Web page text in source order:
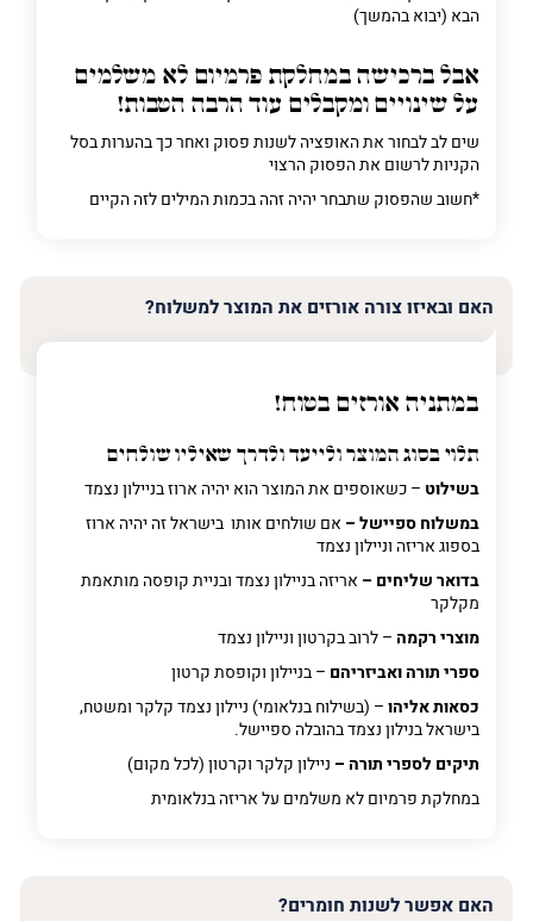
הבא (יבוא בהמשך)
אבל ברכישה במחלקת פרמיום לא משלמים
על שינויים ומקבלים עוד הרבה הטבות!
שים לב לבחור את האופציה לשנות פסוק ואחר כך בהערות בסל
הקניות לרשום את הפסוק הרצוי
*חשוב שהפסוק שתבחר יהיה זהה בכמות המילים לזה הקיים
האם ובאיזו צורה אורזים את המוצר למשלוח?
במתניה אורזים בטוח!
תלוי בסוג המוצר ולייעד ולדרך שאיליו שולחים
בשילוט – כשאוספים את המוצר הוא יהיה ארוז בניילון נצמד
במשלוח ספיישל – אם שולחים אותו בישראל זה יהיה ארוז
בספוג אריזה וניילון נצמד
בדואר שליחים – אריזה בניילון נצמד ובניית קופסה מותאמת
מקלקר
מוצרי רקמה – לרוב בקרטון וניילון נצמד
ספרי תורה ואביזריהם – בניילון וקופסת קרטון
כסאות אליהו– (בשילוח בנלאומי) ניילון נצמד קלקר ומשטח,
בישראל בנילון נצמד בהובלה ספיישל.
תיקים לספרי תורה – ניילון קלקר וקרטון (לכל מקום)
במחלקת פרמיוםלא משלמים על אריזה בנלאומית
האם אפשר לשנות חומרים?